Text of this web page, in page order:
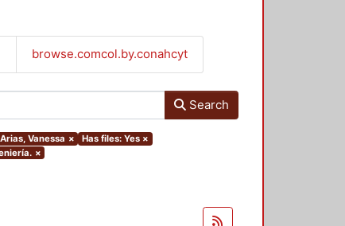
browse.comcol.by.conahcyt
Search
Vanessa × Has files: Yes ×
×